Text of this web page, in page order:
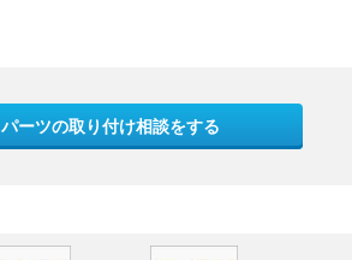
パーツの取り付け相談をする